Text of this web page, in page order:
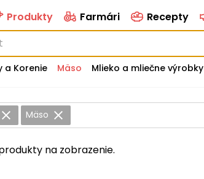
Produkty Farmári Recepty
a Korenie Mäso Mlieko a mliečne výrobky
Mäso
na zobrazenie.